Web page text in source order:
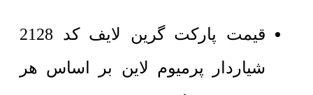
قیمت پارکت گرین لایف کد 2128
شیاردار پرمیوم لاین بر اساس هر